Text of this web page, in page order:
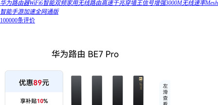
华为路由器WiFi6智能双频家用无线路由高速千兆穿墙王信号增强3000M无线速率Mesh
智能手游加速全网通版
100000条评价